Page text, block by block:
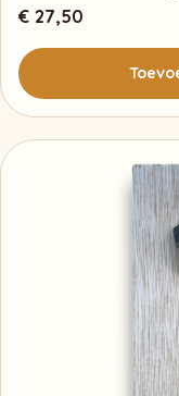
€ 27,50